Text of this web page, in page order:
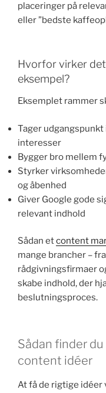
placeringer på
eller ”bedste
Hvorfor virker
eksempel?
Eksemplet rammer
Tager
interesser
Bygger bro mellem
Styrker
og åbenhed
Giver Google gode
relevant indhold
Sådan etcontent
mange brancher –
rådgivningsfirmaer
skabe indhold, der
beslutningsproces.
Sådan finder
content idéer
At få de rigtige